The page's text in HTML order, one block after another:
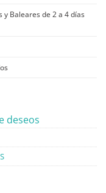
y Baleares de 2 a 4 días
deseos